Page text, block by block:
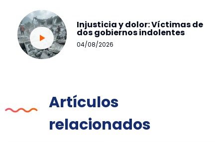
Injusticia y dolor: Víctimas de
dos gobiernos indolentes
04/08/2026
Artículos
relacionados